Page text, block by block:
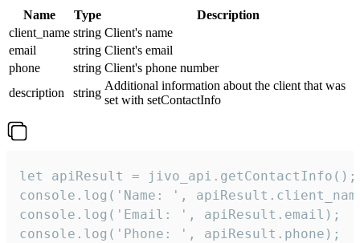
Name Type
Description
client_name string Client's name
email
string Client's email
phone
string Client's phone number
description
string
Additional information about the client that was
set with setContactInfo
let apiResult = jivo_api.getContactInfo();
console.log('Name: ',
console.log('Email: ', apiResult.email);
console.log('Phone: ', apiResult.phone);